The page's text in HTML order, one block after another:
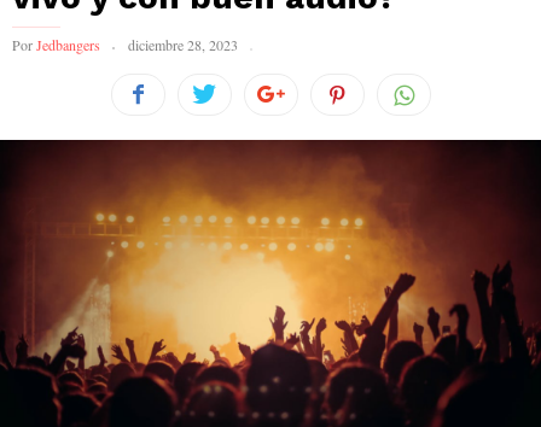
PorJedbangers diciembre 28, 2023